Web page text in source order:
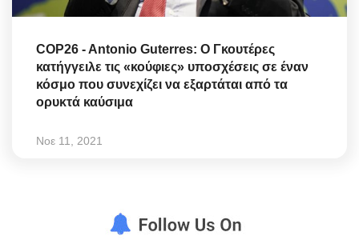
COP26 - Antonio Guterres: Ο Γκουτέρες
κατήγγειλε τις «κούφιες» υποσχέσεις σε έναν
κόσμο που συνεχίζει να εξαρτάται από τα
ορυκτά καύσιμα
Νοε 11, 2021